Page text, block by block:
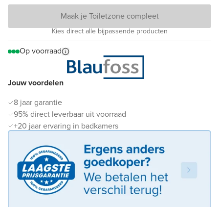
Jouw voordelen
8 jaar garantie
95% direct leverbaar uit voorraad
+20 jaar ervaring in badkamers
Maak je Toiletzone compleet
Kies direct alle bijpassende producten
Op voorraad